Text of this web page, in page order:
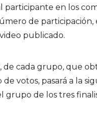
participante en los
de participación,
publicado.
de cada grupo, que
votos, pasará a la
grupo de los tres